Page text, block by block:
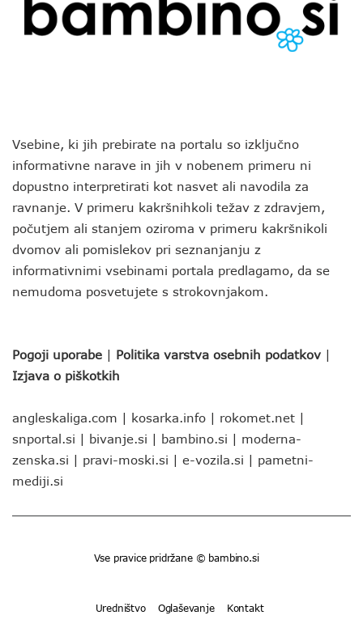
Vsebine, ki jih prebirate na portalu so izključno
informativne narave in jih v nobenem primeru ni
dopustno interpretirati kot nasvet ali navodila za
ravnanje. V primeru kakršnihkoli težav z zdravjem,
počutjem ali stanjem oziroma v primeru kakršnikoli
dvomov ali pomislekov pri seznanjanju z
informativnimi vsebinami portala predlagamo, da se
nemudoma posvetujete s strokovnjakom.
Pogoji uporabe | Politika varstva osebnih podatkov |
Izjava o piškotkih
angleskaliga.com | kosarka.info | rokomet.net |
snportal.si | bivanje.si | bambino.si | moderna-
zenska.si | pravi-moski.si | e-vozila.si | pametni-
mediji.si
Vse pravice pridržane © bambino.si
Uredništvo Oglaševanje Kontakt